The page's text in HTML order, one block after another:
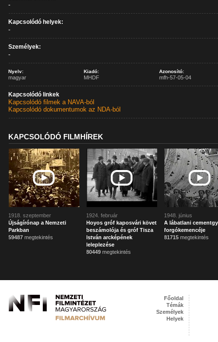
-
Kapcsolódó helyek:
-
Személyek:
-
Nyelv:
magyar
Kiadó:
MHDF
Azonosító:
mfh-57-05-04
Kapcsolódó linkek
Kapcsolódó filmek a NAVA-ból
Kapcsolódó dokumentumok az NDA-ból
KAPCSOLÓDÓ FILMHÍREK
1918. szeptember
Újságírónap a Nemzeti
Parkban
59487 megtekintés
1924. február
Hoyos gróf kaposvári követ
beszámolója és gróf Tisza
István arcképének
leleplezése
80449 megtekintés
1948. június
A lábatlani
forgókemencéje
81715 megtekintés
Főoldal
Témák
Személyek
Helyek